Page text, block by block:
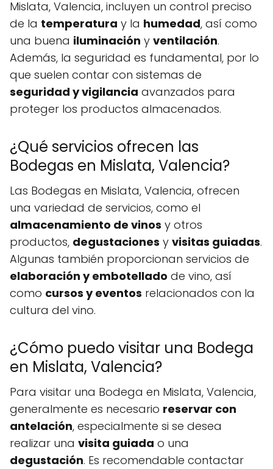
Mislata, Valencia, incluyen un control preciso
de la temperatura y la humedad, así como
una buena iluminación y ventilación.
Además, la seguridad es fundamental, por lo
que suelen contar con sistemas de
seguridad y vigilancia avanzados para
proteger los productos almacenados.
¿Qué servicios ofrecen las
Bodegas en Mislata, Valencia?
Las Bodegas en Mislata, Valencia, ofrecen
una variedad de servicios, como el
almacenamiento de vinos y otros
productos, degustaciones y visitas guiadas.
Algunas también proporcionan servicios de
elaboración y embotellado de vino, así
como cursos y eventos relacionados con la
cultura del vino.
¿Cómo puedo visitar una Bodega
en Mislata, Valencia?
Para visitar una Bodega en Mislata, Valencia,
generalmente es necesario reservar con
antelación, especialmente si se desea
realizar una visita guiada o una
degustación. Es recomendable contactar